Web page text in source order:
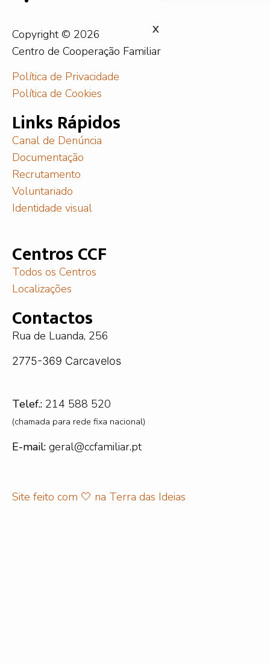
X
Copyright © 2026
Centro de Cooperação Familiar
Política de Privacidade
Política de Cookies
Links Rápidos
Canal de Denúncia
Documentação
Recrutamento
Voluntariado
Identidade visual
Centros CCF
Todos os Centros
Localizações
Contactos
Rua de Luanda, 256
2775-369 Carcavelos
Telef.: 214 588 520
(chamada para rede fixa nacional)
E-mail: geral@ccfamiliar.pt
Site feito com 🤍 na Terra das Ideias